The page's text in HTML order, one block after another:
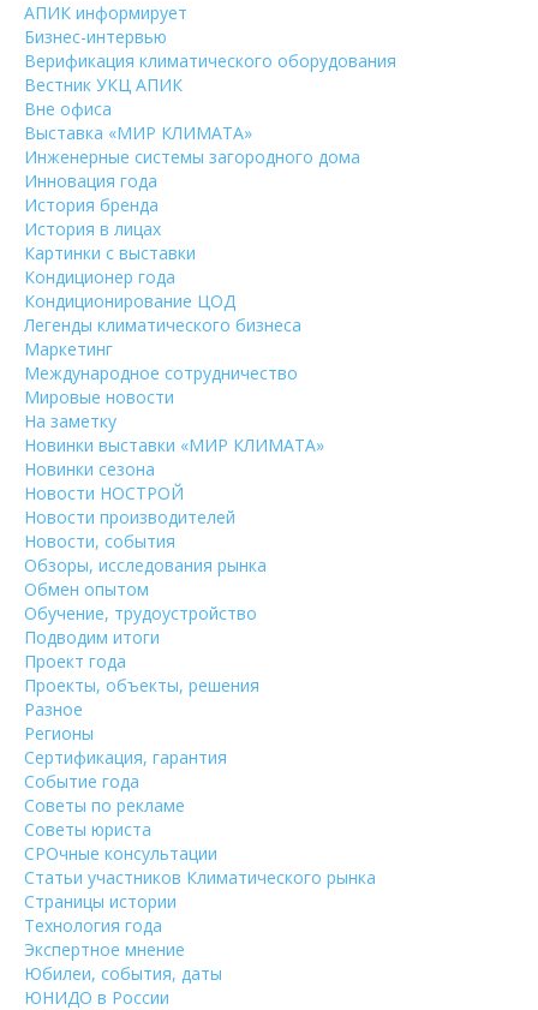
АПИК информирует
Бизнес-интервью
Верификация климатического оборудования
Вестник УКЦ АПИК
Вне офиса
Выставка «МИР КЛИМАТА»
Инженерные системы загородного дома
Инновация года
История бренда
История в лицах
Картинки с выставки
Кондиционер года
Кондиционирование ЦОД
Легенды климатического бизнеса
Маркетинг
Международное сотрудничество
Мировые новости
На заметку
Новинки выставки «МИР КЛИМАТА»
Новинки сезона
Новости НОСТРОЙ
Новости производителей
Новости, события
Обзоры, исследования рынка
Обмен опытом
Обучение, трудоустройство
Подводим итоги
Проект года
Проекты, объекты, решения
Разное
Регионы
Сертификация, гарантия
Событие года
Советы по рекламе
Советы юриста
СРОчные консультации
Статьи участников Климатического рынка
Страницы истории
Технология года
Экспертное мнение
Юбилеи, события, даты
ЮНИДО в России